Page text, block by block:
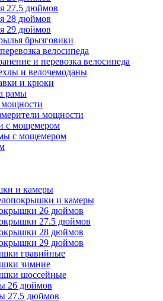
27.5 дюймов
28 дюймов
29 дюймов
брызговики
велосипеда
и перевозка велосипеда
и велочемоданы
и крюки
рамы
мощности
с мощемером
с мощемером
и камеры
и камеры
26 дюймов
27.5 дюймов
28 дюймов
29 дюймов
гравийные
зимние
шоссейные
26 дюймов
27.5 дюймов